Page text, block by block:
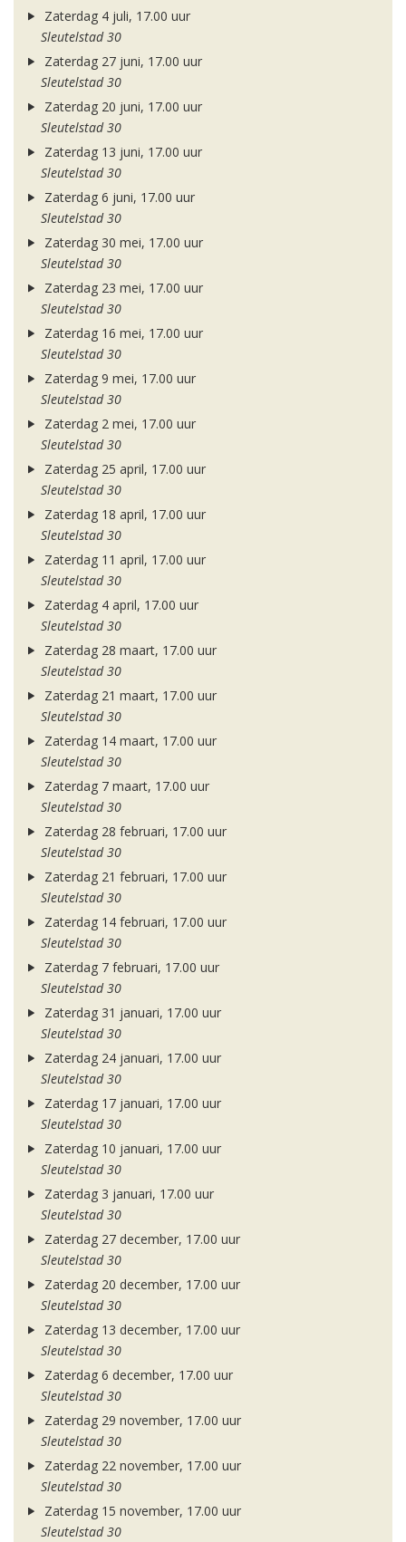
Zaterdag 4 juli, 17.00 uur
Sleutelstad 30
Zaterdag 27 juni, 17.00 uur
Sleutelstad 30
Zaterdag 20 juni, 17.00 uur
Sleutelstad 30
Zaterdag 13 juni, 17.00 uur
Sleutelstad 30
Zaterdag 6 juni, 17.00 uur
Sleutelstad 30
Zaterdag 30 mei, 17.00 uur
Sleutelstad 30
Zaterdag 23 mei, 17.00 uur
Sleutelstad 30
Zaterdag 16 mei, 17.00 uur
Sleutelstad 30
Zaterdag 9 mei, 17.00 uur
Sleutelstad 30
Zaterdag 2 mei, 17.00 uur
Sleutelstad 30
Zaterdag 25 april, 17.00 uur
Sleutelstad 30
Zaterdag 18 april, 17.00 uur
Sleutelstad 30
Zaterdag 11 april, 17.00 uur
Sleutelstad 30
Zaterdag 4 april, 17.00 uur
Sleutelstad 30
Zaterdag 28 maart, 17.00 uur
Sleutelstad 30
Zaterdag 21 maart, 17.00 uur
Sleutelstad 30
Zaterdag 14 maart, 17.00 uur
Sleutelstad 30
Zaterdag 7 maart, 17.00 uur
Sleutelstad 30
Zaterdag 28 februari, 17.00 uur
Sleutelstad 30
Zaterdag 21 februari, 17.00 uur
Sleutelstad 30
Zaterdag 14 februari, 17.00 uur
Sleutelstad 30
Zaterdag 7 februari, 17.00 uur
Sleutelstad 30
Zaterdag 31 januari, 17.00 uur
Sleutelstad 30
Zaterdag 24 januari, 17.00 uur
Sleutelstad 30
Zaterdag 17 januari, 17.00 uur
Sleutelstad 30
Zaterdag 10 januari, 17.00 uur
Sleutelstad 30
Zaterdag 3 januari, 17.00 uur
Sleutelstad 30
Zaterdag 27 december, 17.00 uur
Sleutelstad 30
Zaterdag 20 december, 17.00 uur
Sleutelstad 30
Zaterdag 13 december, 17.00 uur
Sleutelstad 30
Zaterdag 6 december, 17.00 uur
Sleutelstad 30
Zaterdag 29 november, 17.00 uur
Sleutelstad 30
Zaterdag 22 november, 17.00 uur
Sleutelstad 30
Zaterdag 15 november, 17.00 uur
Sleutelstad 30